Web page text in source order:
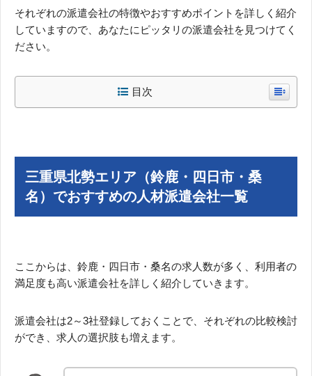
それぞれの派遣会社の特徴やおすすめポイントを詳しく紹介
していますので、あなたにピッタリの派遣会社を見つけてく
ださい。
目次
三重県北勢エリア（鈴鹿・四日市・桑
名）でおすすめの人材派遣会社一覧
ここからは、鈴鹿・四日市・桑名の求人数が多く、利用者の
満足度も高い派遣会社を詳しく紹介していきます。
派遣会社は2～3社登録しておくことで、それぞれの比較検討
ができ、求人の選択肢も増えます。